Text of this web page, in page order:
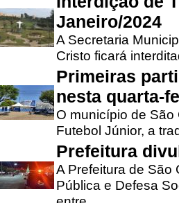
Janeiro/2024
A Secretaria
Cristo ficará
Primeiras
nesta quarta-
O município de
Futebol Júnior, a
Prefeitura
A Prefeitura de São
Pública e Defesa